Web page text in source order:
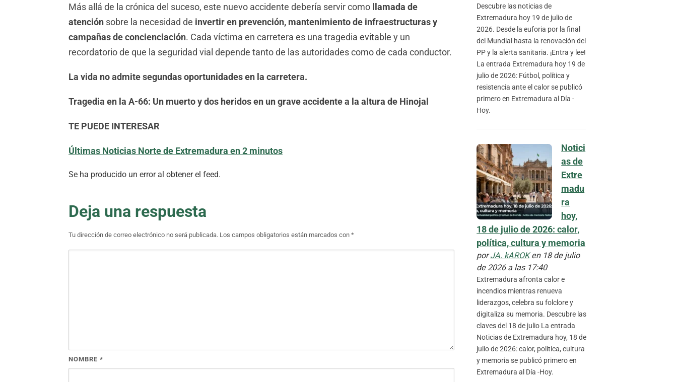
Más allá de la crónica del suceso, este nuevo accidente debería servir como llamada de
atención sobre la necesidad de invertir en prevención, mantenimiento de infraestructuras y
campañas de concienciación. Cada víctima en carretera es una tragedia evitable y un
recordatorio de que la seguridad vial depende tanto de las autoridades como de cada conductor.
La vida no admite segundas oportunidades en la carretera.
Tragedia en la A-66: Un muerto y dos heridos en un grave accidente a la altura de Hinojal
TE PUEDE INTERESAR
Últimas Noticias Norte de Extremadura en 2 minutos
Se ha producido un error al obtener el feed.
Deja una respuesta
Tu dirección de correo electrónico no será publicada. Los campos obligatorios están marcados con *
NOMBRE *
Descubre las noticias de
Extremadura hoy 19 de julio de
2026. Desde la euforia por la final
del Mundial hasta la renovación del
PP y la alerta sanitaria. ¡Entra y lee!
La entrada Extremadura hoy 19 de
julio de 2026: Fútbol, política y
resistencia ante el calor se publicó
primero en Extremadura al Día -
Hoy.
Notici
as de
Extre
madu
ra
hoy,
18 de julio de 2026: calor,
política, cultura y memoria
porJA. kAROKen 18 de julio
de 2026 a las 17:40
Extremadura afronta calor e
incendios mientras renueva
liderazgos, celebra su folclore y
digitaliza su memoria. Descubre las
claves del 18 de julio La entrada
Noticias de Extremadura hoy, 18 de
julio de 2026: calor, política, cultura
y memoria se publicó primero en
Extremadura al Día -Hoy.